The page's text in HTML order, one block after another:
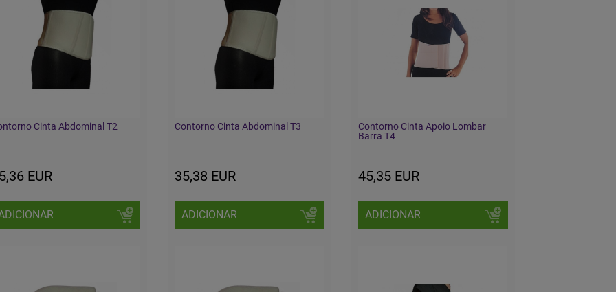
Cinta Abdominal T2
EUR
Contorno Cinta Abdominal T3
35,38 EUR
ADICIONAR
Contorno Cinta Apoio Lombar
Barra T4
45,35 EUR
ADICIONAR